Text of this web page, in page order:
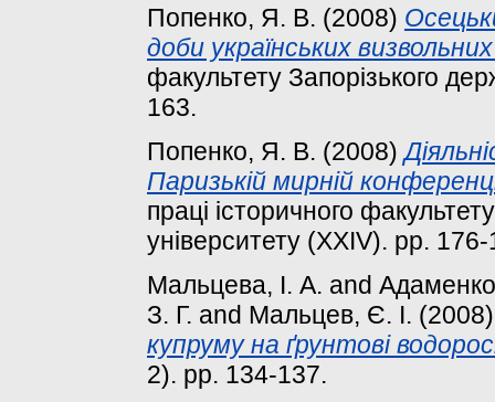
Попенко, Я. В. (2008)
доби українських
факультету Запорізького
163.
Попенко, Я. В. (2008)
Паризькій мирній
праці історичного
університету (XXIV). pp.
Мальцева, І. А. and
З. Г. and Мальцев, Є. І.
купруму на ґрунтові
2). pp. 134-137.